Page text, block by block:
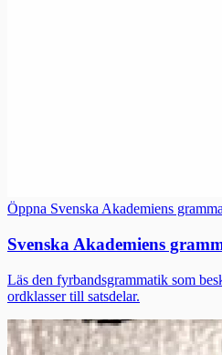
Öppna Svenska Akademiens
Svenska Akademiens
Läs den fyrbandsgrammatik som
ordklasser till satsdelar.